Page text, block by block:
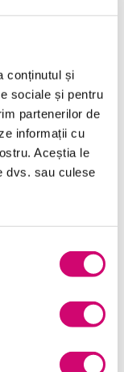
conținutul și
sociale și pentru
partenerilor de
informații cu
Aceștia le
dvs. sau culese